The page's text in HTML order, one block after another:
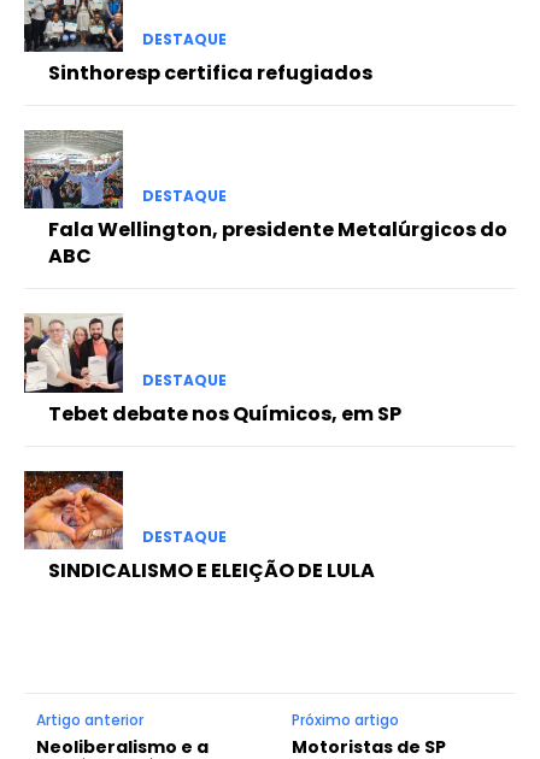
DESTAQUE
Sinthoresp certifica refugiados
DESTAQUE
Fala Wellington, presidente Metalúrgicos do
ABC
DESTAQUE
Tebet debate nos Químicos, em SP
DESTAQUE
SINDICALISMO E ELEIÇÃO DE LULA
Artigo anterior
Neoliberalismo e a
Próximo artigo
Motoristas de SP